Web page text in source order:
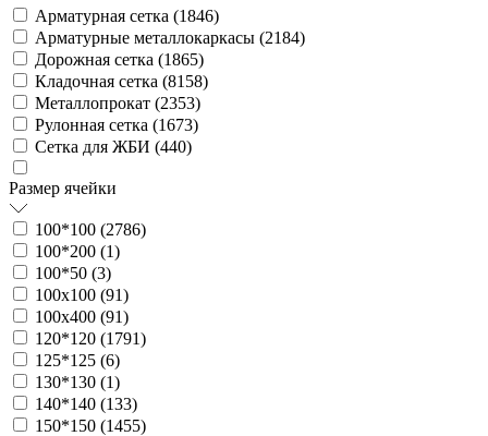
Арматурная сетка (1846)
Арматурные металлокаркасы (2184)
Дорожная сетка (1865)
Кладочная сетка (8158)
Металлопрокат (2353)
Рулонная сетка (1673)
Сетка для ЖБИ (440)
Размер ячейки
100*100 (2786)
100*200 (1)
100*50 (3)
100х100 (91)
100х400 (91)
120*120 (1791)
125*125 (6)
130*130 (1)
140*140 (133)
150*150 (1455)